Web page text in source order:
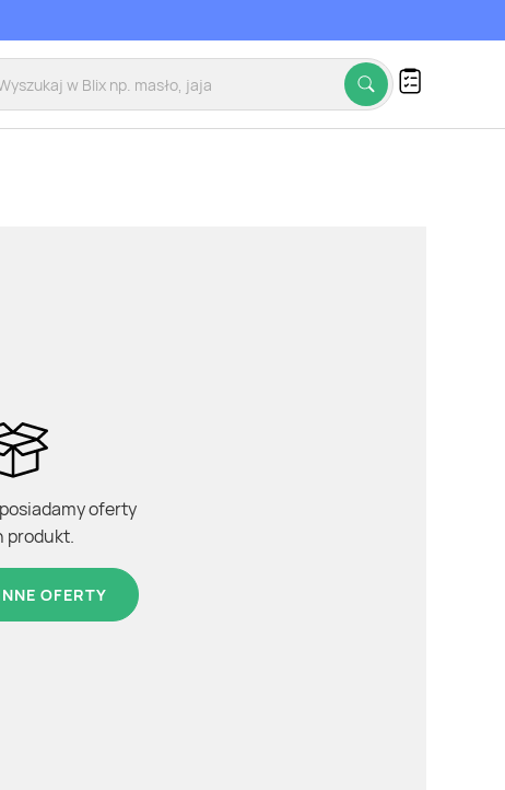
oferty
produkt.
OFERTY